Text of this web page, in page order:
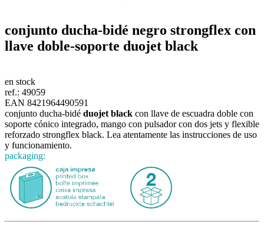
conjunto ducha-bidé negro strongflex con
llave doble-soporte duojet black
en stock
ref.: 49059
EAN 8421964490591
conjunto ducha-bidé duojet black con llave de escuadra doble con
soporte cónico integrado, mango con pulsador con dos jets y flexible
reforzado strongflex black. Lea atentamente las instrucciones de uso
y funcionamiento.
packaging: